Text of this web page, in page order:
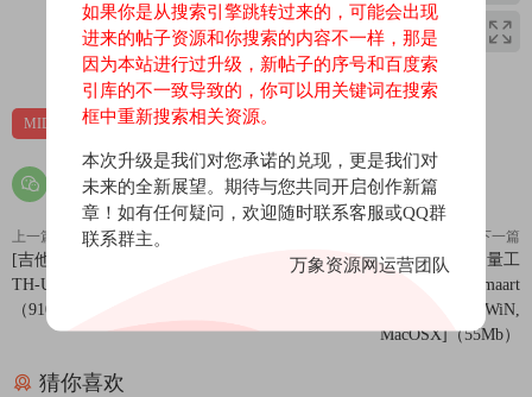
Hip-Hop kits will you start new high-quality projects. Inspired by
Drake, 21 Savage, Future, Bnyx, Southside, and more. It guarantees
instant inspiration if you want to make hits!
This pack will provide you with must-have samples to help you
produce your next hit track, including drums, percussions, 808s,
melodies, pianos, pads, plucks, strings, vocals, FX and much more.
MIDI files are included so you can control your project thoroughly.
The MIDI files allow you to apply the melodies to any sound.
Alternatively, drag and drop the WAV files into your DAW of choice
to get started on your next track.
Everything has been carefully mixed and EQ’d for maximal
usability and impact. You can even edit and chop the loops to make
them unique.
0 0
MIDI 素材 采样
上一篇
[吉他放大器模拟插件]Overloud
TH-U v1.4.20 R2R [WiN, MacOSX]
（910Mb）
下一篇
[斯玛特专业声场调音测量工
具]Rational Acoustics Smaart
v8.2.2.1+Portable v8.0.3.2 [WiN,
MacOSX]（55Mb）
猜你喜欢
如果你是从搜索引擎跳转过来的，可能会出现
进来的帖子资源和你搜索的内容不一样，那是
因为本站进行过升级，新帖子的序号和百度索
引库的不一致导致的，你可以用关键词在搜索
框中重新搜索相关资源。
本次升级是我们对您承诺的兑现，更是我们对
未来的全新展望。期待与您共同开启创作新篇
章！如有任何疑问，欢迎随时联系客服或QQ群
联系群主。
万象资源网运营团队